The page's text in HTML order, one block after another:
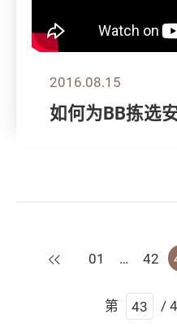
2016.08.15
如何为BB拣选
上一页
01 … 42
第 /